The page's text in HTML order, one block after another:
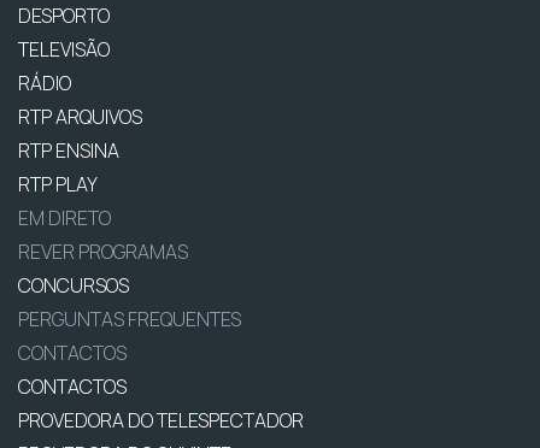
DESPORTO
TELEVISÃO
RÁDIO
RTP ARQUIVOS
RTP ENSINA
RTP PLAY
EM DIRETO
REVER PROGRAMAS
CONCURSOS
PERGUNTAS FREQUENTES
CONTACTOS
CONTACTOS
PROVEDORA DO TELESPECTADOR